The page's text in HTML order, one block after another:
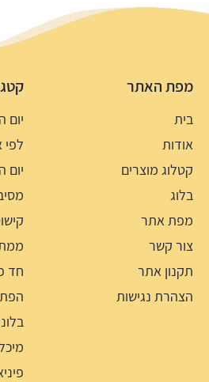
מפת האתר
בית
אודות
קטלוג מוצרים
בלוג
מפת אתר
צור קשר
תקנון אתר
הצהרת נגישות
יום
לפי
יום
חד